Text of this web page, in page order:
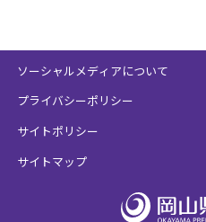
ソーシャルメディアについて
プライバシーポリシー
サイトポリシー
サイトマップ